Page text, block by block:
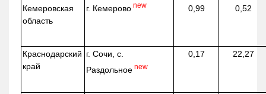
Кемеровская
область
г. Кемерово new 0,99 0,52
Краснодарский
край
г. Сочи, с.
Раздольное new
0,17 22,27